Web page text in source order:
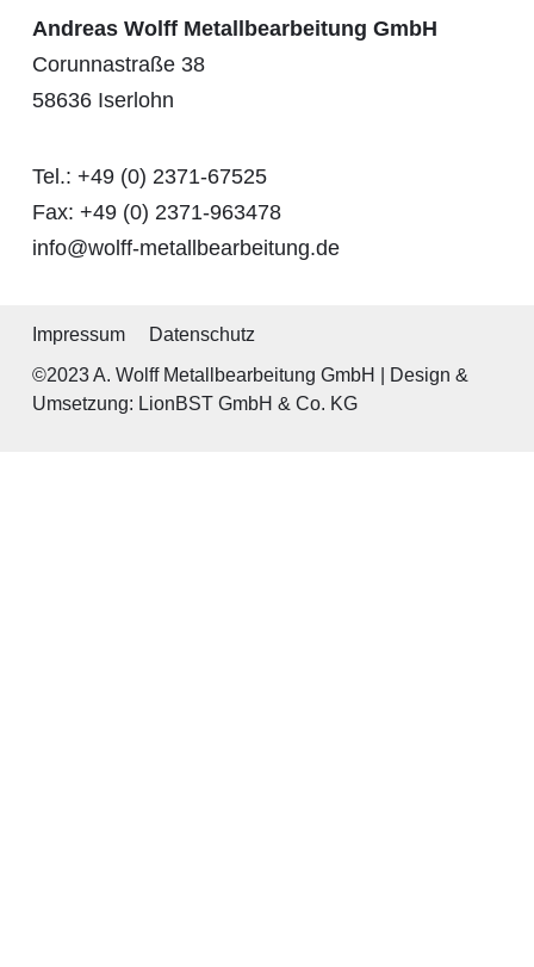
Andreas Wolff Metallbearbeitung GmbH
Corunnastraße 38
58636 Iserlohn
Tel.: +49 (0) 2371-67525
Fax: +49 (0) 2371-963478
info@wolff-metallbearbeitung.de
Impressum
Datenschutz
©2023 A. Wolff Metallbearbeitung GmbH |
Design &
Umsetzung: LionBST GmbH & Co. KG